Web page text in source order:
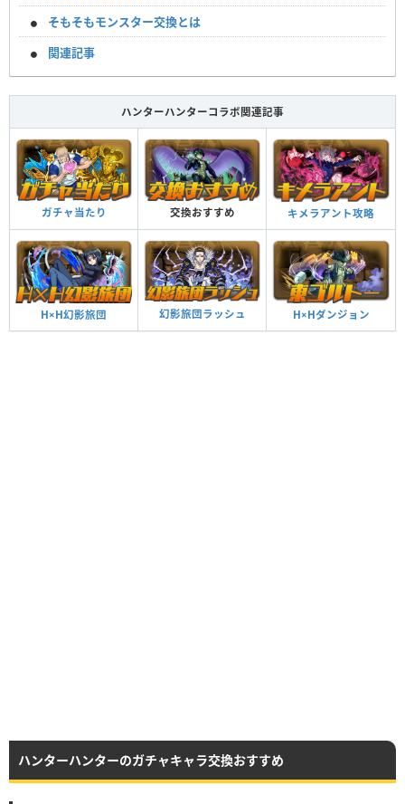
そもそもモンスター交換とは
関連記事
ハンターハンターコラボ関連記事
ガチャ当たり 交換おすすめ キメラアント攻略
H×H幻影旅団 幻影旅団ラッシュ H×Hダンジョン
ハンターハンターのガチャキャラ交換おすすめ